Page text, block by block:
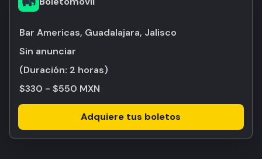
Bar Americas, Guadalajara, Jalisco
Sin anunciar
(Duración: 2 horas)
$330 - $550 MXN
Adquiere tus boletos